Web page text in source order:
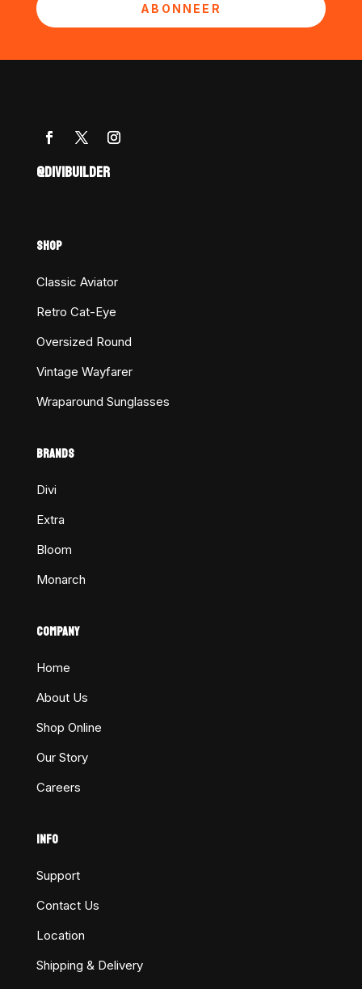
ABONNEER
@DIVIBUILDER
SHOP
Classic Aviator
Retro Cat-Eye
Oversized Round
Vintage Wayfarer
Wraparound Sunglasses
BRANDS
Divi
Extra
Bloom
Monarch
COMPANY
Home
About Us
Shop Online
Our Story
Careers
INFO
Support
Contact Us
Location
Shipping & Delivery